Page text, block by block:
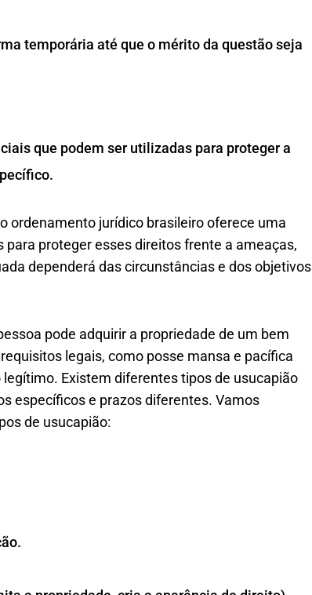
temporária até que o mérito da questão seja
que podem ser utilizadas para proteger a
ordenamento jurídico brasileiro oferece uma
proteger esses direitos frente a ameaças,
dependerá das circunstâncias e dos objetivos
pode adquirir a propriedade de um bem
legais, como posse mansa e pacífica
Existem diferentes tipos de usucapião
específicos e prazos diferentes. Vamos
de usucapião: